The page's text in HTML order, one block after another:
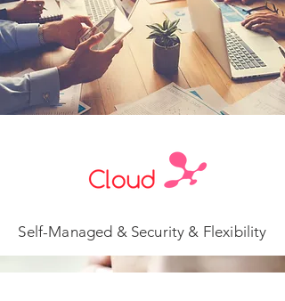
Self-Managed & Security & Flexibility